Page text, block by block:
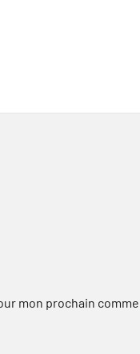
mon prochain